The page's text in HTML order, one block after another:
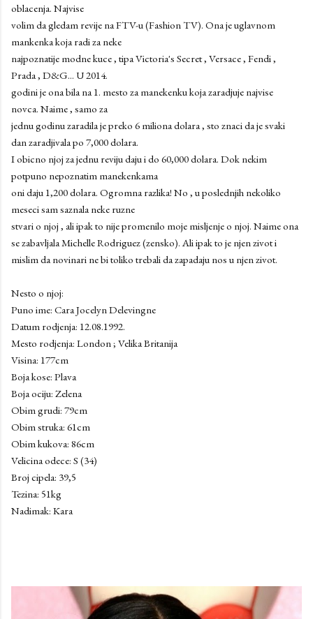
oblacenja. Najvise
volim da gledam revije na FTV-u (Fashion TV). Ona je uglavnom
mankenka koja radi za neke
najpoznatije modne kuce , tipa Victoria's Secret , Versace , Fendi ,
Prada , D&G... U 2014.
godini je ona bila na 1. mesto za manekenku koja zaradjuje najvise
novca. Naime , samo za
jednu godinu zaradila je preko 6 miliona dolara , sto znaci da je svaki
dan zaradjivala po 7,000 dolara.
I obicno njoj za jednu reviju daju i do 60,000 dolara. Dok nekim
potpuno nepoznatim manekenkama
oni daju 1,200 dolara. Ogromna razlika! No , u poslednjih nekoliko
meseci sam saznala neke ruzne
stvari o njoj , ali ipak to nije promenilo moje misljenje o njoj. Naime ona
se zabavljala Michelle Rodriguez (zensko). Ali ipak to je njen zivot i
mislim da novinari ne bi toliko trebali da zapadaju nos u njen zivot.
Nesto o njoj:
Puno ime: Cara Jocelyn Delevingne
Datum rodjenja: 12.08.1992.
Mesto rodjenja: London ; Velika Britanija
Visina: 177cm
Boja kose: Plava
Boja ociju: Zelena
Obim grudi: 79cm
Obim struka: 61cm
Obim kukova: 86cm
Velicina odece: S (34)
Broj cipela: 39,5
Tezina: 51kg
Nadimak: Kara